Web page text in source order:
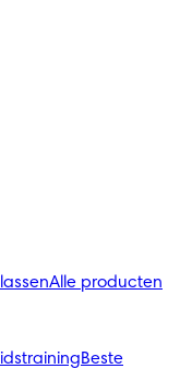
Alle producten
Beste